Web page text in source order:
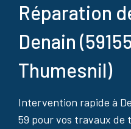
Réparation
Denain
Thumesnil)
Intervention rapide à
59 pour vos travaux de